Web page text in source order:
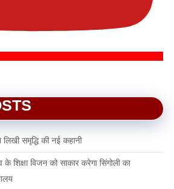
समृद्धि की नई कहानी
शिक्षा विजन को साकार करेगा सिंगोली का